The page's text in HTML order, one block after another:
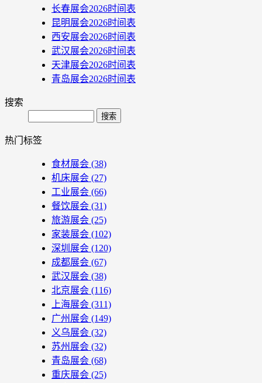
长春展会2026时间表
昆明展会2026时间表
西安展会2026时间表
武汉展会2026时间表
天津展会2026时间表
青岛展会2026时间表
搜索
Search
热门标签
食材展会 (38)
机床展会 (27)
工业展会 (66)
餐饮展会 (31)
旅游展会 (25)
家装展会 (102)
深圳展会 (120)
成都展会 (67)
武汉展会 (38)
北京展会 (116)
上海展会 (311)
广州展会 (149)
义乌展会 (32)
苏州展会 (32)
青岛展会 (68)
重庆展会 (25)